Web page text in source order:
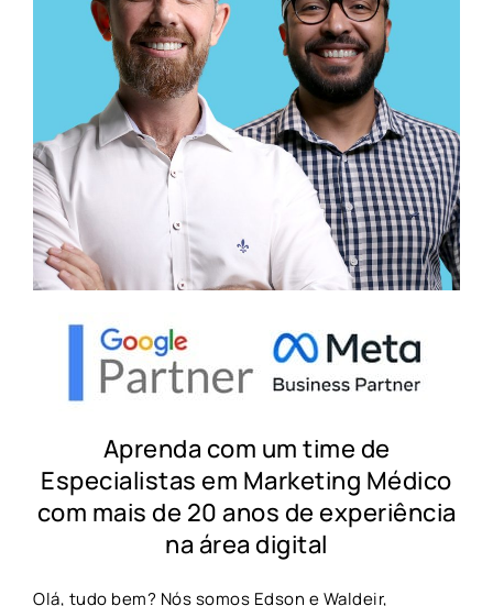
Aprenda com um time de
Especialistas em Marketing Médico
com mais de 20 anos de experiência
na área digital
Olá, tudo bem? Nós somos Edson e Waldeir,